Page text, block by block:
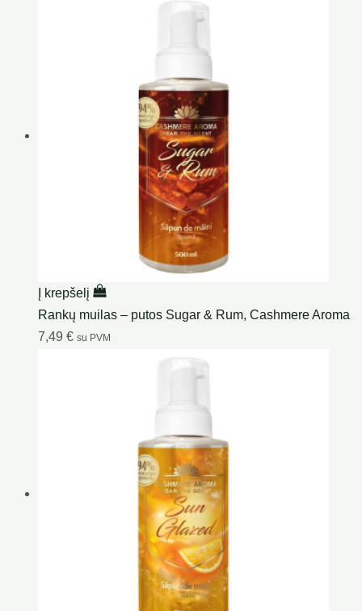
Į krepšelį
Rankų muilas – putos Sugar & Rum, Cashmere Aroma
7,49 € su PVM